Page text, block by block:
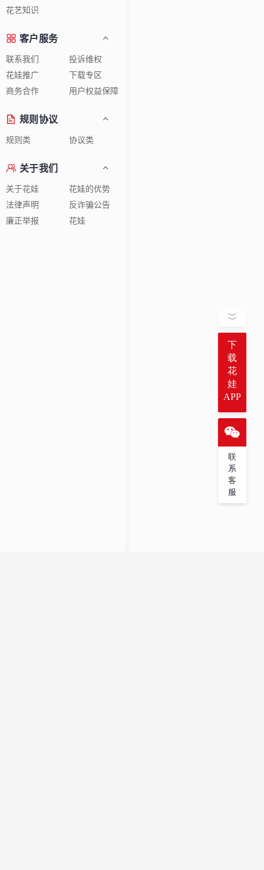
花艺知识
客户服务
联系我们
投诉维权
花娃推广
下载专区
商务合作
用户权益保障
规则协议
规则类 协议类
关于我们
关于花娃
花娃的优势
法律声明
反诈骗公告
廉正举报
花娃